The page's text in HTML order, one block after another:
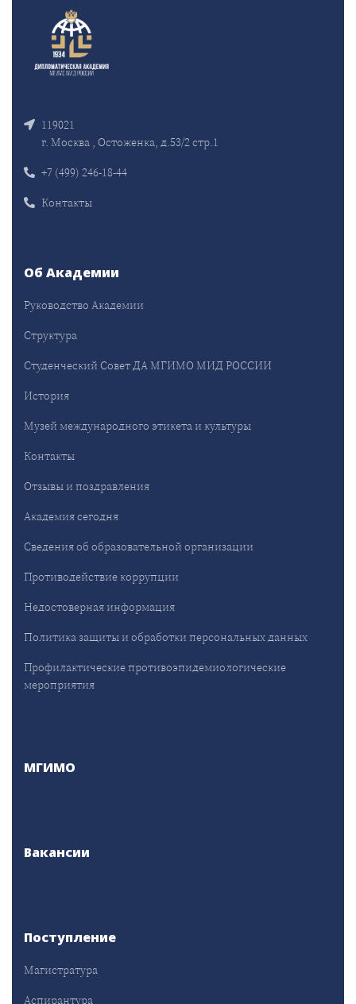
119021
г. Москва , Остоженка, д.53/2 стр.1
+7 (499) 246-18-44
Контакты
Об Академии
Руководство Академии
Структура
Студенческий Совет ДА МГИМО МИД РОССИИ
История
Музей международного этикета и культуры
Контакты
Отзывы и поздравления
Академия сегодня
Сведения об образовательной организации
Противодействие коррупции
Недостоверная информация
Политика защиты и обработки персональных данных
Профилактические противоэпидемиологические
мероприятия
МГИМО
Вакансии
Поступление
Магистратура
Аспирантура